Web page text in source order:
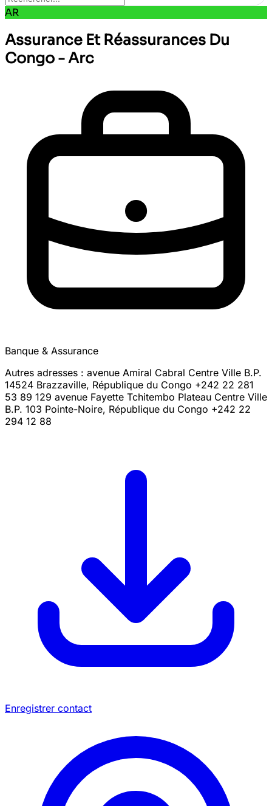
AR
Assurance Et Réassurances Du
Congo - Arc
Banque & Assurance
Autres adresses : avenue Amiral Cabral Centre Ville B.P.
14524 Brazzaville, République du Congo +242 22 281
53 89 129 avenue Fayette Tchitembo Plateau Centre Ville
B.P. 103 Pointe-Noire, République du Congo +242 22
294 12 88
Enregistrer contact